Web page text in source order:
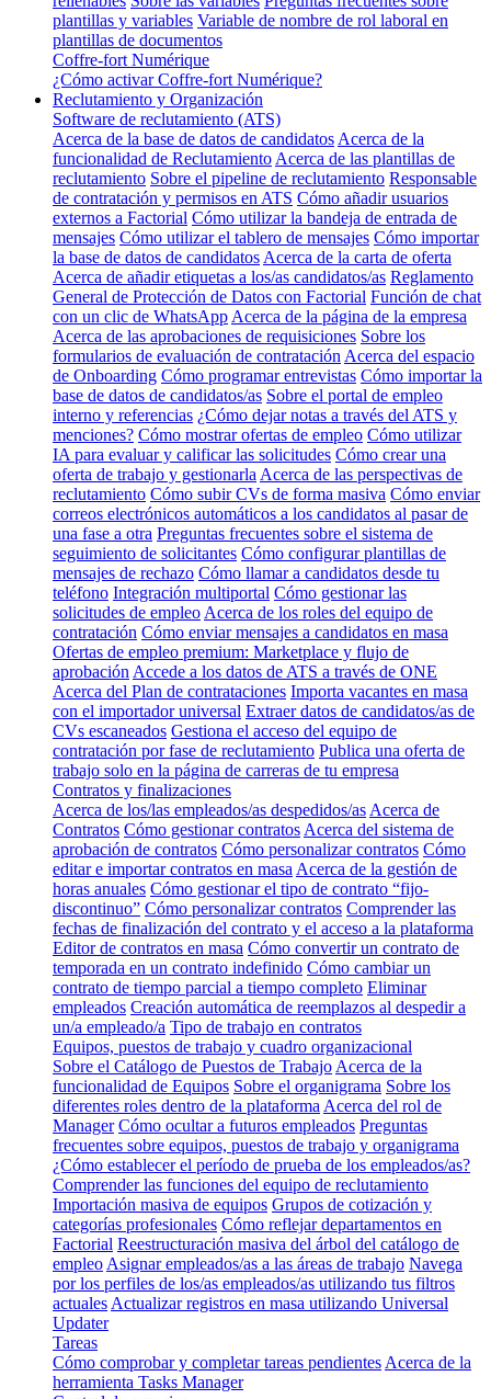
plantillas y variables Variable de nombre de rol laboral en
plantillas de documentos
Coffre-fort Numérique
¿Cómo activar Coffre-fort Numérique?
Reclutamiento y Organización
Software de reclutamiento (ATS)
Acerca de la base de datos de candidatos Acerca de la
funcionalidad de Reclutamiento Acerca de las plantillas de
reclutamiento Sobre el pipeline de reclutamiento Responsable
de contratación y permisos en ATS Cómo añadir usuarios
externos a Factorial Cómo utilizar la bandeja de entrada de
mensajes Cómo utilizar el tablero de mensajes Cómo importar
la base de datos de candidatos Acerca de la carta de oferta
Acerca de añadir etiquetas a los/as candidatos/as Reglamento
General de Protección de Datos con Factorial Función de chat
con un clic de WhatsApp Acerca de la página de la empresa
Acerca de las aprobaciones de requisiciones Sobre los
formularios de evaluación de contratación Acerca del espacio
de Onboarding Cómo programar entrevistas Cómo importar la
base de datos de candidatos/as Sobre el portal de empleo
interno y referencias ¿Cómo dejar notas a través del ATS y
menciones? Cómo mostrar ofertas de empleo Cómo utilizar
IA para evaluar y calificar las solicitudes Cómo crear una
oferta de trabajo y gestionarla Acerca de las perspectivas de
reclutamiento Cómo subir CVs de forma masiva Cómo enviar
correos electrónicos automáticos a los candidatos al pasar de
una fase a otra Preguntas frecuentes sobre el sistema de
seguimiento de solicitantes Cómo configurar plantillas de
mensajes de rechazo Cómo llamar a candidatos desde tu
teléfono Integración multiportal Cómo gestionar las
solicitudes de empleo Acerca de los roles del equipo de
contratación Cómo enviar mensajes a candidatos en masa
Ofertas de empleo premium: Marketplace y flujo de
aprobación Accede a los datos de ATS a través de ONE
Acerca del Plan de contrataciones Importa vacantes en masa
con el importador universal Extraer datos de candidatos/as de
CVs escaneados Gestiona el acceso del equipo de
contratación por fase de reclutamiento Publica una oferta de
trabajo solo en la página de carreras de tu empresa
Contratos y finalizaciones
Acerca de los/las empleados/as despedidos/as Acerca de
Contratos Cómo gestionar contratos Acerca del sistema de
aprobación de contratos Cómo personalizar contratos Cómo
editar e importar contratos en masa Acerca de la gestión de
horas anuales Cómo gestionar el tipo de contrato “fijo-
discontinuo” Cómo personalizar contratos Comprender las
fechas de finalización del contrato y el acceso a la plataforma
Editor de contratos en masa Cómo convertir un contrato de
temporada en un contrato indefinido Cómo cambiar un
contrato de tiempo parcial a tiempo completo Eliminar
empleados Creación automática de reemplazos al despedir a
un/a empleado/a Tipo de trabajo en contratos
Equipos, puestos de trabajo y cuadro organizacional
Sobre el Catálogo de Puestos de Trabajo Acerca de la
funcionalidad de Equipos Sobre el organigrama Sobre los
diferentes roles dentro de la plataforma Acerca del rol de
Manager Cómo ocultar a futuros empleados Preguntas
frecuentes sobre equipos, puestos de trabajo y organigrama
¿Cómo establecer el período de prueba de los empleados/as?
Comprender las funciones del equipo de reclutamiento
Importación masiva de equipos Grupos de cotización y
categorías profesionales Cómo reflejar departamentos en
Factorial Reestructuración masiva del árbol del catálogo de
empleo Asignar empleados/as a las áreas de trabajo Navega
por los perfiles de los/as empleados/as utilizando tus filtros
actuales Actualizar registros en masa utilizando Universal
Updater
Tareas
Cómo comprobar y completar tareas pendientes Acerca de la
herramienta Tasks Manager